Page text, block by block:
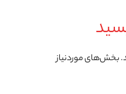
بخش‌های موردنیاز